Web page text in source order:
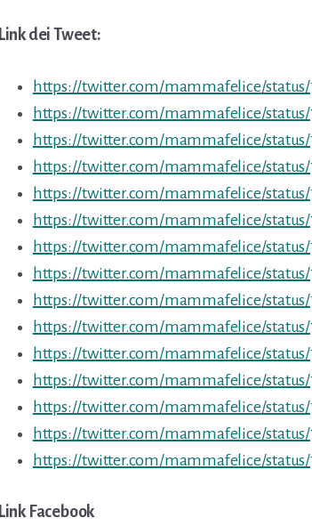
Link dei Tweet:
https://twitter.com/mammafelice/status/
https://twitter.com/mammafelice/status/
https://twitter.com/mammafelice/status/
https://twitter.com/mammafelice/status/
https://twitter.com/mammafelice/status/
https://twitter.com/mammafelice/status/
https://twitter.com/mammafelice/status/
https://twitter.com/mammafelice/status/
https://twitter.com/mammafelice/status/
https://twitter.com/mammafelice/status/
https://twitter.com/mammafelice/status/
https://twitter.com/mammafelice/status/
https://twitter.com/mammafelice/status/
https://twitter.com/mammafelice/status/
https://twitter.com/mammafelice/status/
Link Facebook